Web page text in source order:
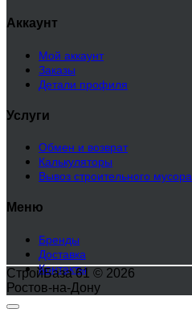
Аккаунт
Мой аккаунт
Заказы
Детали профиля
Услуги
Обмен и возврат
Калькуляторы
Вывоз строительного мусора
Меню
Бренды
Доставка
Контакты
СтройБаза 61 © 2026
Ростов-на-Дону